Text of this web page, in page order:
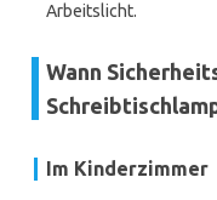
Arbeitslicht.
Wann
Im Kinderzimmer